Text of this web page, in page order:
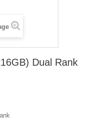
Dual Rank